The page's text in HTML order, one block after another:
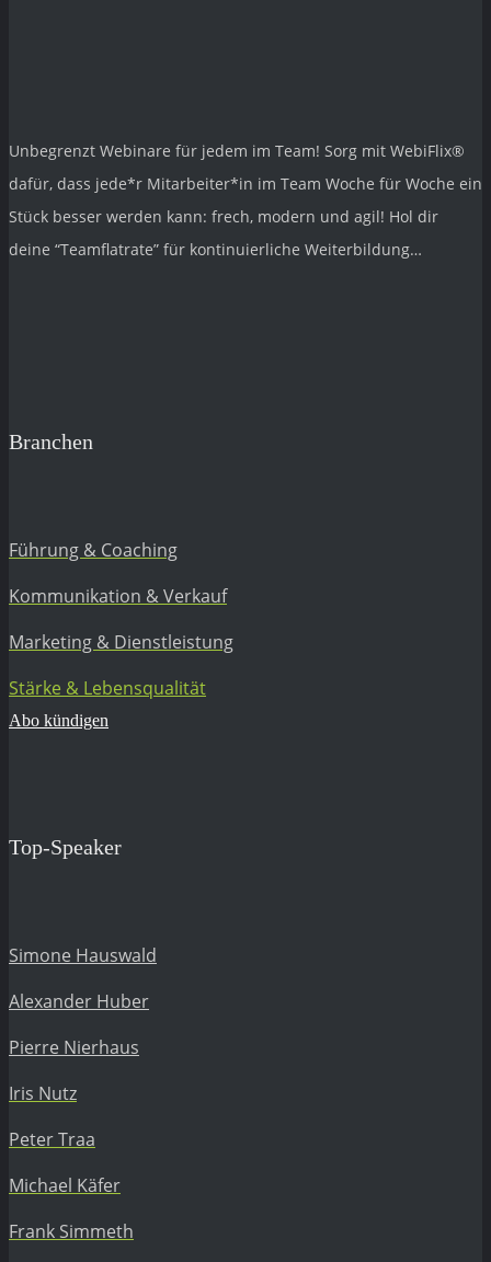
Unbegrenzt Webinare für jedem im Team! Sorg mit WebiFlix®
dafür, dass jede*r Mitarbeiter*in im Team Woche für Woche ein
Stück besser werden kann: frech, modern und agil! Hol dir
deine “Teamflatrate” für kontinuierliche Weiterbildung…
Branchen
Führung & Coaching
Kommunikation & Verkauf
Marketing & Dienstleistung
Stärke & Lebensqualität
Abo kündigen
Top-Speaker
Simone Hauswald
Alexander Huber
Pierre Nierhaus
Iris Nutz
Peter Traa
Michael Käfer
Frank Simmeth